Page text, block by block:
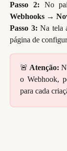
Passo 2: No
Webhooks →
Passo 3: Na tela
página de
🚨 Atenção:
o Webhook,
para cada